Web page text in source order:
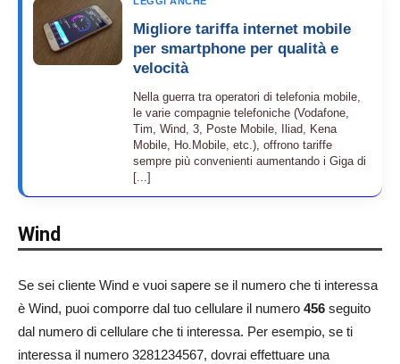
Migliore tariffa internet mobile
per smartphone per qualità e
velocità
Nella guerra tra operatori di telefonia mobile,
le varie compagnie telefoniche (Vodafone,
Tim, Wind, 3, Poste Mobile, Iliad, Kena
Mobile, Ho.Mobile, etc.), offrono tariffe
sempre più convenienti aumentando i Giga di
[...]
Wind
Se sei cliente Wind e vuoi sapere se il numero che ti interessa
è Wind, puoi comporre dal tuo cellulare il numero 456 seguito
dal numero di cellulare che ti interessa. Per esempio, se ti
interessa il numero 3281234567, dovrai effettuare una